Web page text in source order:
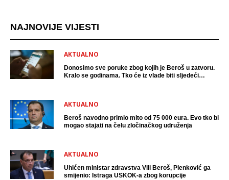
NAJNOVIJE VIJESTI
AKTUALNO
Donosimo sve poruke zbog kojih je Beroš u zatvoru.
Kralo se godinama. Tko će iz vlade biti sljedeći
AKTUALNO
Beroš navodno primio mito od 75 000 eura. Evo tko bi
mogao stajati na čelu zločinačkog udruženja
AKTUALNO
Uhićen ministar zdravstva Vili Beroš, Plenković ga
smijenio: Istraga USKOK-a zbog korupcije